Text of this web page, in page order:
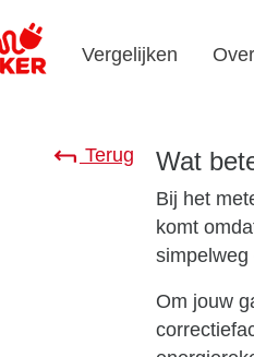
Vergelijken
Wat
Terug
Bij het
komt
simpelweg
Om jouw